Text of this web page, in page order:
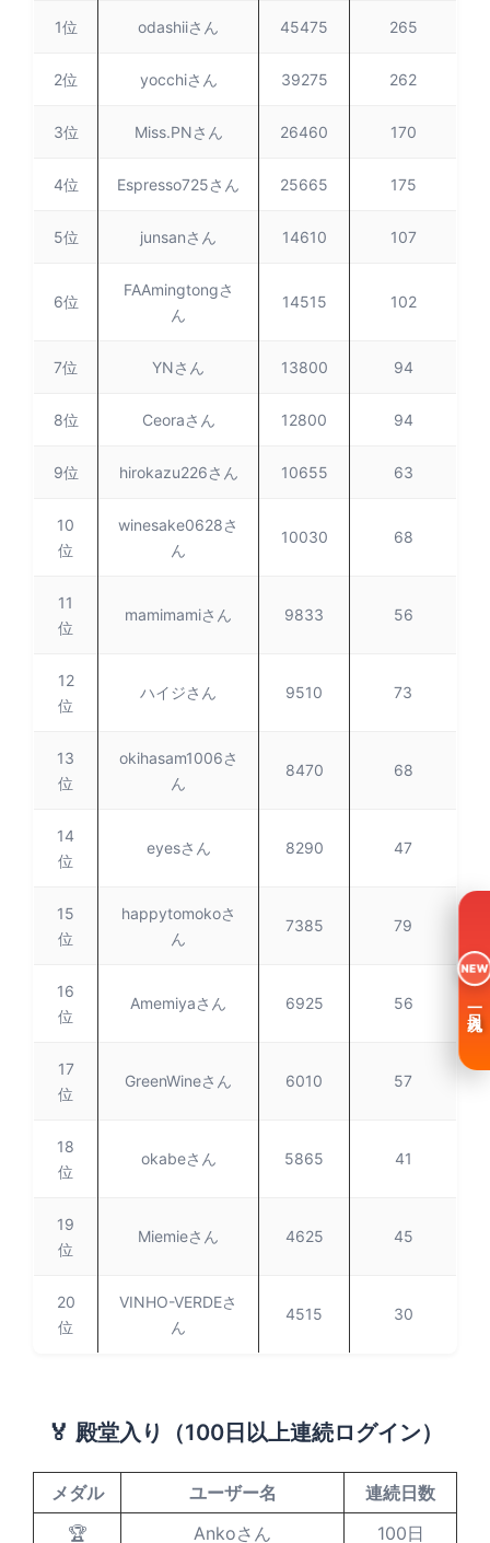
1位 odashiiさん 45475 265
2位 yocchiさん 39275 262
3位 Miss.PNさん 26460 170
4位 Espresso725さん 25665 175
5位 junsanさん 14610 107
6位
FAAmingtongさ
ん
14515 102
7位 YNさん 13800 94
8位 Ceoraさん 12800 94
9位 hirokazu226さん 10655 63
10
位
winesake0628さ
ん
10030 68
11
位
mamimamiさん 9833 56
12
位
ハイジさん 9510 73
13
位
okihasam1006さ
ん
8470 68
14
位
eyesさん 8290 47
15
位
happytomokoさ
ん
7385 79
16
位
Amemiyaさん 6925 56
17
位
GreenWineさん 6010 57
18
位
okabeさん 5865 41
19
位
Miemieさん 4625 45
20
位
VINHO-VERDEさ
ん
4515 30
🏅 殿堂入り（100日以上連続ログイン）
メダル ユーザー名
連続日数
🏆
Ankoさん
100日
NEW